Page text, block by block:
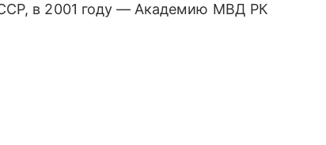
в 2001 году — Академию МВД РК